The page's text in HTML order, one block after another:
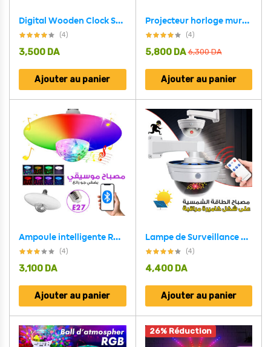
Digital Wooden Clock Sound Control VST-879
(4)
3,500 DA
Ajouter au panier
Projecteur horloge mural HD Rotation à 180 degrés 2 mode et 4 couleur
(4)
6,300DA
5,800 DA
Ajouter au panier
Ampoule intelligente RGB avec haut-parleur Bluetooth 30W
(4)
3,100 DA
Ajouter au panier
Lampe de Surveillance extérieure solaire Anti-vol, capteur de mouvement PIR à Induction humaine
(4)
4,400 DA
Ajouter au panier
26% Réduction